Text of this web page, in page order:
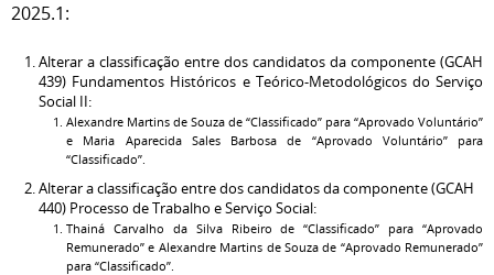
2025.1:
Alterar a classificação entre dos candidatos da componente (GCAH
439) Fundamentos Históricos e Teórico-Metodológicos do Serviço
Social II:
Alexandre Martins de Souza de “Classificado” para “Aprovado Voluntário”
e Maria Aparecida Sales Barbosa de “Aprovado Voluntário” para
“Classificado”.
Alterar a classificação entre dos candidatos da componente (GCAH
440) Processo de Trabalho e Serviço Social:
Thainá Carvalho da Silva Ribeiro de “Classificado” para “Aprovado
Remunerado” e Alexandre Martins de Souza de “Aprovado Remunerado”
para “Classificado”.